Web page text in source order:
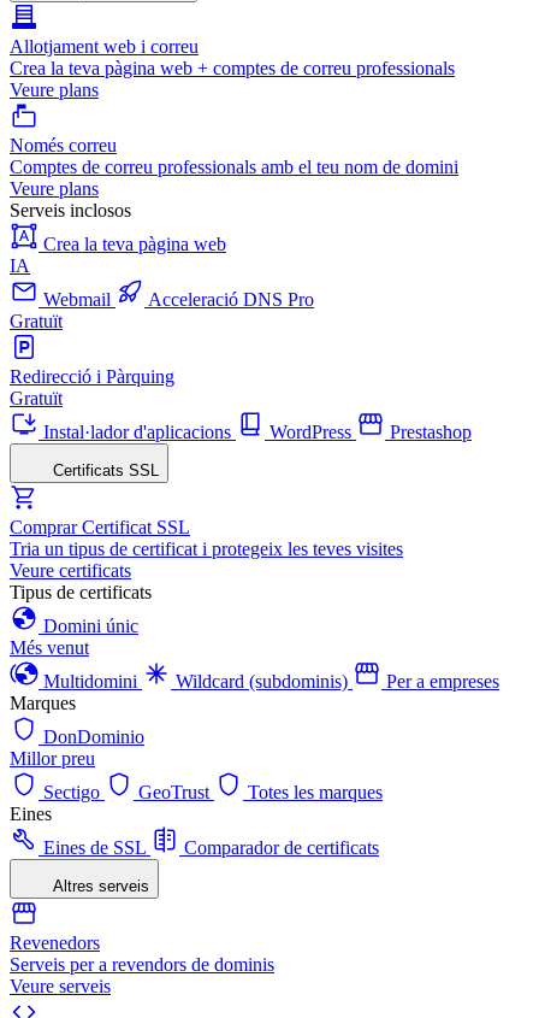
Allotjament web i correu
Crea la teva pàgina web + comptes de correu professionals
Veure plans
Només correu
Comptes de correu professionals amb el teu nom de domini
Veure plans
Serveis inclosos
Crea la teva pàgina web
IA
Webmail
Acceleració DNS Pro
Gratuït
Redirecció i Pàrquing
Gratuït
Instal·lador d'aplicacions
WordPress Prestashop
Certificats SSL
Comprar Certificat SSL
Tria un tipus de certificat i protegeix les teves visites
Veure certificats
Tipus de certificats
Domini únic
Més venut
Multidomini
Wildcard (subdominis)
Per a empreses
Marques
DonDominio
Millor preu
Sectigo
GeoTrust
Totes les marques
Eines
Eines de SSL
Comparador de certificats
Altres serveis
Revenedors
Serveis per a revendors de dominis
Veure serveis